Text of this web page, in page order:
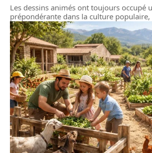
Les dessins animés ont toujours occupé
prépondérante dans la culture